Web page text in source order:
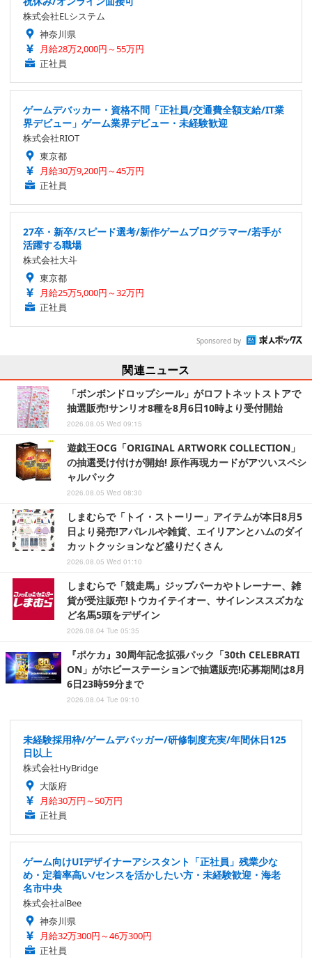
株式会社ELシステム
神奈川県
月給28万2,000円～55万円
正社員
ゲームデバッカー・資格不問「正社員/交通費全額支給/IT業
界デビュー」ゲーム業界デビュー・未経験歓迎
株式会社RIOT
東京都
月給30万9,200円～45万円
正社員
27卒・新卒/スピード選考/新作ゲームプログラマー/若手が
活躍する職場
株式会社大斗
東京都
月給25万5,000円～32万円
正社員
Sponsored by
関連ニュース
「ボンボンドロップシール」がロフトネットストアで
抽選販売!サンリオ8種を8月6日10時より受付開始
2026.08.05 Wed 09:15
遊戯王OCG「ORIGINAL ARTWORK COLLECTION」
の抽選受け付けが開始! 原作再現カードがアツいスペシ
ャルパック
2026.08.05 Wed 08:30
しまむらで「トイ・ストーリー」アイテムが本日8月5
日より発売!アパレルや雑貨、エイリアンとハムのダイ
カットクッションなど盛りだくさん
2026.08.05 Wed 01:10
しまむらで「競走馬」ジップパーカやトレーナー、雑
貨が受注販売!トウカイテイオー、サイレンススズカな
ど名馬5頭をデザイン
2026.08.04 Tue 05:35
『ポケカ』30周年記念拡張パック「30th CELEBRATI
ON」がホビーステーションで抽選販売!応募期間は8月
6日23時59分まで
2026.08.04 Tue 09:10
未経験採用枠/ゲームデバッガー/研修制度充実/年間休日125
日以上
株式会社HyBridge
大阪府
月給30万円～50万円
正社員
ゲーム向けUIデザイナーアシスタント「正社員」残業少な
め・定着率高い/センスを活かしたい方・未経験歓迎・海老
名市中央
株式会社alBee
神奈川県
月給32万300円～46万300円
正社員